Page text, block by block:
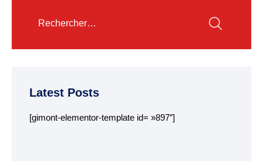
Latest Posts
[gimont-elementor-template id= »897″]